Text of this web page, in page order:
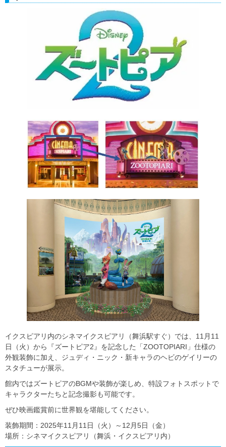
イクスピアリ内のシネマイクスピアリ（舞浜駅すぐ）では、11月11
日（火）から『ズートピア2』を記念した「ZOOTOPIARI」仕様の
外観装飾に加え、ジュディ・ニック・新キャラのヘビのゲイリーの
スタチューが展示。
館内ではズートピアのBGMや装飾が楽しめ、特設フォトスポットで
キャラクターたちと記念撮影も可能です。
ぜひ映画鑑賞前に世界観を堪能してください。
装飾期間：2025年11月11日（火）～12月5日（金）
場所：シネマイクスピアリ（舞浜・イクスピアリ内）